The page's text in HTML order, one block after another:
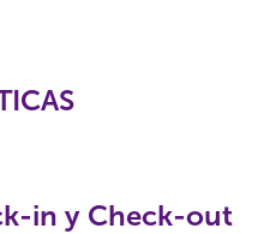
in y Check-out